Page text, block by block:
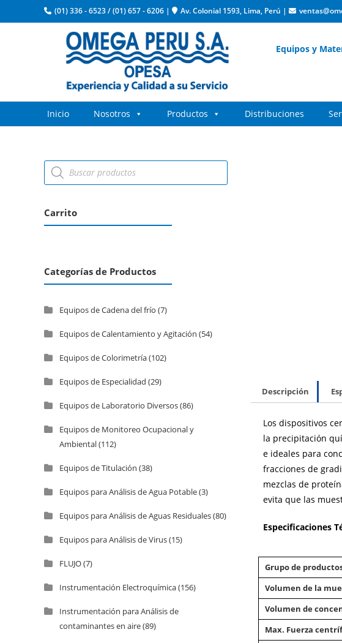
(01) 336 - 6523/(01) 657 - 6206 | Av. Colonial 1593, Lima, Perú |
Equipos y
Inicio Nosotros Productos Distribuciones
Descripción
Los dispositivos
la precipitación
e ideales para
fracciones de
mezclas de
evita que las
Especificaciones
Grupo de
Volumen de la
Volumen de
Max. Fuerza
Carrito
Categorías de Productos
Equipos de Cadena del frío (7)
Equipos de Calentamiento y Agitación (54)
Equipos de Colorimetría(102)
Equipos de Especialidad (29)
Equipos de Laboratorio Diversos(86)
Equipos de Monitoreo Ocupacional y
Ambiental(112)
Equipos de Titulación (38)
Equipos para Análisis de Agua Potable(3)
Equipos para Análisis de Aguas Residuales(80)
Equipos para Análisis de Virus(15)
FLUJO(7)
Instrumentación Electroquímica(156)
Instrumentación para Análisis de
contaminantes en aire(89)